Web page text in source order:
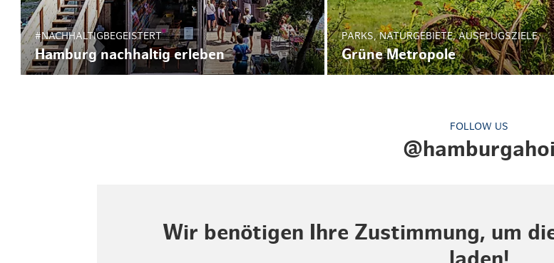
#NACHHALTIGBEGEISTERT
Hamburg nachhaltig erleben
PARKS, NATURGEBIETE, AUSFLUGSZIELE
Grüne Metropole
FOLLOW US
@hamburgahoi
Wir benötigen Ihre Zustimmung, um